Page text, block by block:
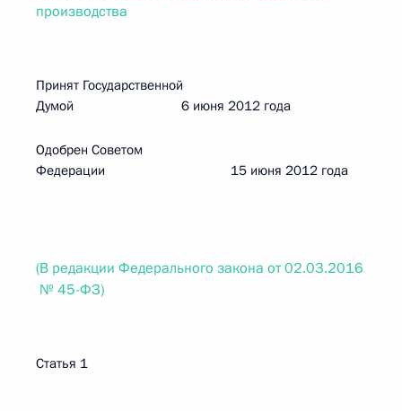
производства
Принят Государственной
Думой 6 июня 2012 года
Одобрен Советом
Федерации 15 июня 2012 года
(В редакции Федерального закона от 02.03.2016
№ 45-ФЗ)
Статья 1